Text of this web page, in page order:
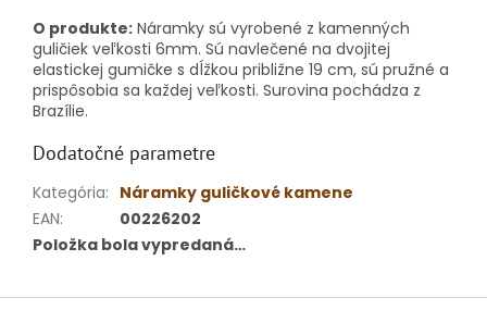
O produkte: Náramky sú vyrobené z kamenných
guličiek veľkosti 6mm. Sú navlečené na dvojitej
elastickej gumičke s dĺžkou približne 19 cm, sú pružné a
prispôsobia sa každej veľkosti. Surovina pochádza z
Brazílie.
Dodatočné parametre
Kategória: Náramky guličkové kamene
EAN:
00226202
Položka bola vypredaná…